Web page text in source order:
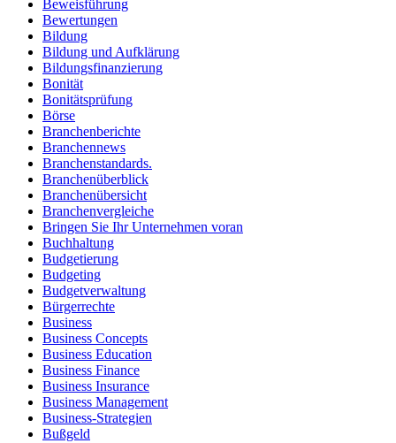
Beweisführung
Bewertungen
Bildung
Bildung und Aufklärung
Bildungsfinanzierung
Bonität
Bonitätsprüfung
Börse
Branchenberichte
Branchennews
Branchenstandards.
Branchenüberblick
Branchenübersicht
Branchenvergleiche
Bringen Sie Ihr Unternehmen voran
Buchhaltung
Budgetierung
Budgeting
Budgetverwaltung
Bürgerrechte
Business
Business Concepts
Business Education
Business Finance
Business Insurance
Business Management
Business-Strategien
Bußgeld